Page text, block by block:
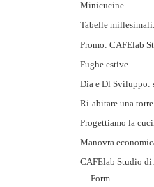
Minicucine
Tabelle
Promo: CAFElab
Fughe estive...
Dia e Dl Sviluppo:
Ri-abitare una
Progettiamo la
Manovra
CAFElab Studio
Form